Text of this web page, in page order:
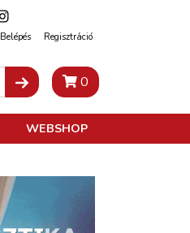
Belépés Regisztráció
0
WEBSHOP